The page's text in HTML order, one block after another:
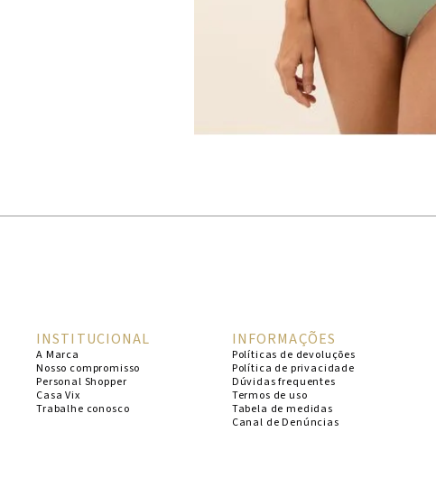
INSTITUCIONAL
A Marca
Nosso compromisso
Personal Shopper
Casa Vix
Trabalhe conosco
INFORMAÇÕES
Políticas de devoluções
Política de privacidade
Dúvidas frequentes
Termos de uso
Tabela de medidas
Canal de Denúncias